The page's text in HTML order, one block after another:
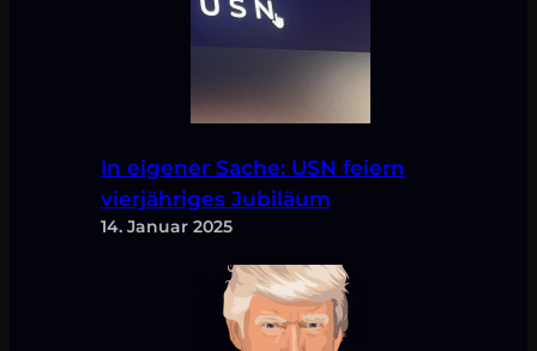
In eigener Sache: USN feiern
vierjähriges Jubiläum
14. Januar 2025